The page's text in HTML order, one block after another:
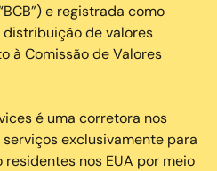
e registrada como
de valores
à Comissão de Valores
é uma corretora nos
exclusivamente para
nos EUA por meio